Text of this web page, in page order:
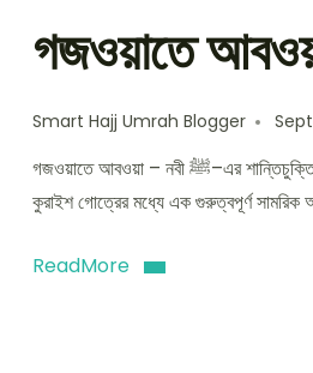
Smart Hajj Umrah Blogger
গজওয়াতে আবওয়া – নবী ﷺ–এর শান্তিচুক্তি অভিযান ও ইতিহাস গজওয়াতে আবওয়া 🌿 – নবী ﷺ–এর শান্তিচুক্তি অভিযান গজওয়াতে আবওয়া ছিল নবী ﷺ এবং
কুরাইশ গোত্রের মধ্যে এক গুরুত্বপূর্ণ সামরিক
ReadMore